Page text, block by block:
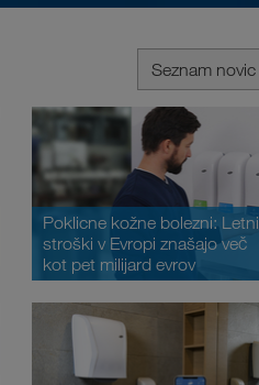
Seznam novic
Poklicne kožne bolezni: Letni
stroški v Evropi znašajo več
kot pet milijard evrov